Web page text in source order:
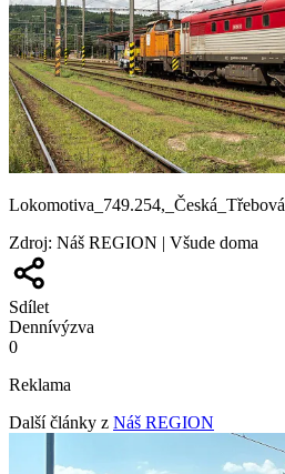
Lokomotiva_749.254,_Česká_Třebová
Zdroj: Náš REGION | Všude doma
Sdílet
Dennívýzva
0
Reklama
Další články z Náš REGION